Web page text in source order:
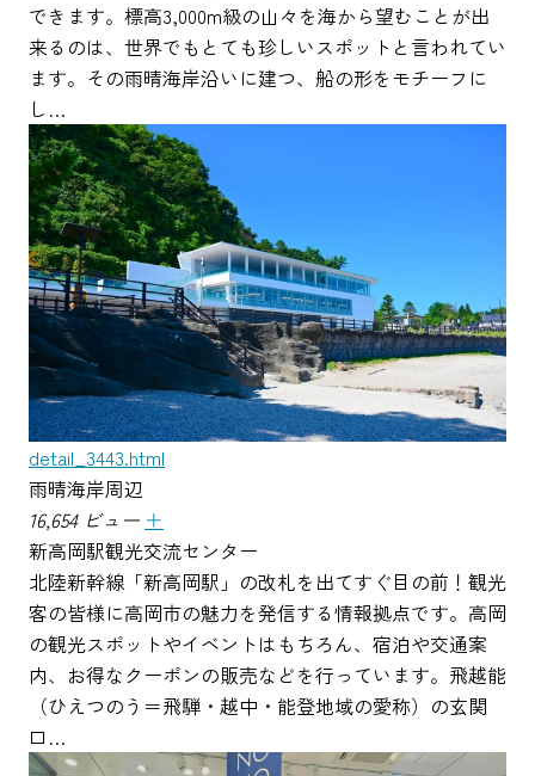
できます。標高3,000m級の山々を海から望むことが出
来るのは、世界でもとても珍しいスポットと言われてい
ます。その雨晴海岸沿いに建つ、船の形をモチーフに
し…
detail_3443.html
雨晴海岸周辺
16,654 ビュー ＋
新高岡駅観光交流センター
北陸新幹線「新高岡駅」の改札を出てすぐ目の前！観光
客の皆様に高岡市の魅力を発信する情報拠点です。高岡
の観光スポットやイベントはもちろん、宿泊や交通案
内、お得なクーポンの販売などを行っています。飛越能
（ひえつのう＝飛騨・越中・能登地域の愛称）の玄関
口…